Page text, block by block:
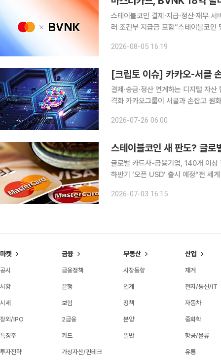
스테이블코인 결제∙지급∙정산∙재무 서비스로 확대 블록체인 기반 결제 사
러 조건부 지급금 포함“스테이블코인 및 토큰화 자산 활
시각) 글로벌 카드사 마스터카드가 스
2026-08-05 16:19
[크립토 이슈] 카카오-서클
결제·송금·정산 연계하는 디지털 자
격화 카카오그룹이 서클과 손잡고 원화 스테이블코인과 디지털 자산 인프라 구축에 나서면서 국내
을 잇는 블록체인 인프라 협력이 대형
2026-07-26 06:00
스테이블코인 새 판도? 글로
글로벌 카드사-금융기업, 140개 이상
하반기 ‘오픈 USD’ 출시 예정“전 세게 디지털 토큰
시각) 비자, 마스터카드, 아메리칸 익
2026-07-03 16:15
마켓
공시
시황
시세
장외/IPO
특징주
투자전략
금융
금융정책
은행
보험
2금융
카드
가상자산/핀테크
부동산
시장동향
업계
정책
분양
일반
산업
재계
전자/통신/IT
자동차
중화학
항공/물류
유통